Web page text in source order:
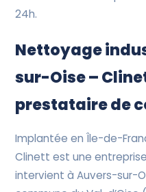
24h.
Nettoyage
sur-Oise –
prestataire de
Implantée en Île-de-
Clinett est une
intervient à Auvers-sur-